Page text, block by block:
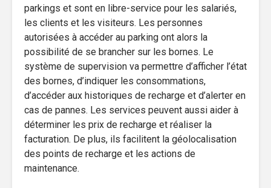
parkings et sont en libre-service pour les salariés,
les clients et les visiteurs. Les personnes
autorisées à accéder au parking ont alors la
possibilité de se brancher sur les bornes. Le
système de supervision va permettre d’afficher l’état
des bornes, d’indiquer les consommations,
d’accéder aux historiques de recharge et d’alerter en
cas de pannes. Les services peuvent aussi aider à
déterminer les prix de recharge et réaliser la
facturation. De plus, ils facilitent la géolocalisation
des points de recharge et les actions de
maintenance.